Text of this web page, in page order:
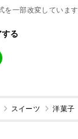
一部改変しています
る
スイーツ 洋菓子